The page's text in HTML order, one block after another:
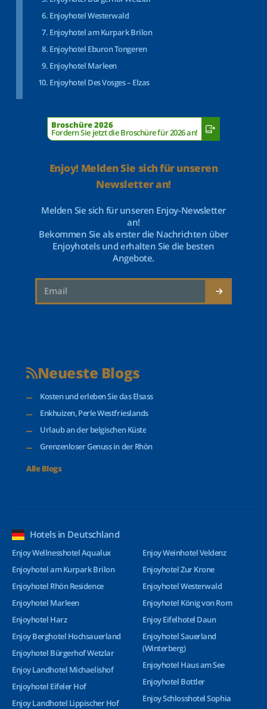
Enjoyhotel Westerwald
Enjoyhotel am Kurpark Brilon
Enjoyhotel Eburon Tongeren
Enjoyhotel Marleen
Enjoyhotel Des Vosges – Elzas
Broschüre 2026
Fordern Sie jetzt die Broschüre für 2026 an!
Enjoy! Melden Sie sich für unseren
Newsletter an!
Melden Sie sich für unseren Enjoy-Newsletter
an!
Bekommen Sie als erster die Nachrichten über
Enjoyhotels und erhalten Sie die besten
Angebote.
Neueste Blogs
Kosten und erleben Sie das Elsass
Enkhuizen, Perle Westfrieslands
Urlaub an der belgischen Küste
Grenzenloser Genuss in der Rhön
Alle Blogs
Hotels in Deutschland
Enjoy Wellnesshotel Aqualux
Enjoyhotel am Kurpark Brilon
Enjoyhotel Rhön Residence
Enjoyhotel Marleen
Enjoyhotel Harz
Enjoy Berghotel Hochsauerland
Enjoyhotel Bürgerhof Wetzlar
Enjoy Landhotel Michaelishof
Enjoyhotel Eifeler Hof
Enjoy Landhotel Lippischer Hof
Enjoy Weinhotel Veldenz
Enjoyhotel Zur Krone
Enjoyhotel Westerwald
Enjoyhotel König von Rom
Enjoy Eifelhotel Daun
Enjoyhotel Sauerland
(Winterberg)
Enjoyhotel Haus am See
Enjoyhotel Bottler
Enjoy Schlosshotel Sophia